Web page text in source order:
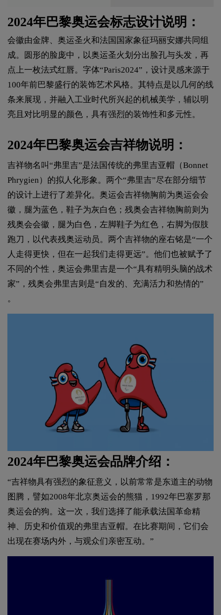
2024年巴黎奥运会标志设计说明：
会徽由金牌、奥运圣火和法国国家象征玛丽安娜共同组
成。圆形的脸庞中，以奥运圣火划分出脸孔与头发，再
点上一枚法式红唇。字体“Paris2024”，设计灵感来源于
100年前巴黎盛行的装饰艺术风格。其特点是以几何的线
条来展现，并融入工业时代所兴起的机械美学，辅以明
亮且对比明显的颜色，具有强烈的装饰性和多元性。
2024年巴黎奥运会吉祥物说明：
吉祥物名叫“弗里吉”是法国传统的弗里吉亚帽（Bonnet
Phrygien）的拟人化形象。两个“弗里吉”尽在部分细节
的设计上进行了差异化。奥运会吉祥物胸前为奥运会会
徽，腿为蓝色，鞋子为灰白色；残奥会吉祥物胸前则为
残奥会会徽，腿为白色，左脚鞋子为红色，右脚为假肢
跑刀，以代表残奥运动员。两个吉祥物的座右铭是“一个
人走得更快，但在一起我们走得更远”。他们也被赋予了
不同的个性，奥运会弗里吉是一个“具有精明头脑的战术
家”，残奥会弗里吉则是“自发的、充满活力和热情的”
。
2024年巴黎奥运会品牌介绍：
“吉祥物具有强烈的象征意义，以前常常是东道主的动物
图腾，譬如2008年北京奥运会的熊猫，1992年巴塞罗那
奥运会的狗。这一次，我们选择了能承载法国革命精
神、历史和价值观的弗里吉亚帽。在比赛期间，它们会
出现在赛场内外，与观众们亲密互动。”